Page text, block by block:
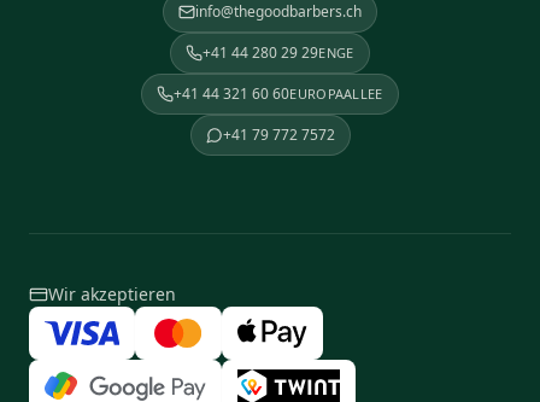
info@thegoodbarbers.ch
+41 44 280 29 29ENGE
+41 44 321 60 60EUROPAALLEE
+41 79 772 7572
Wir akzeptieren